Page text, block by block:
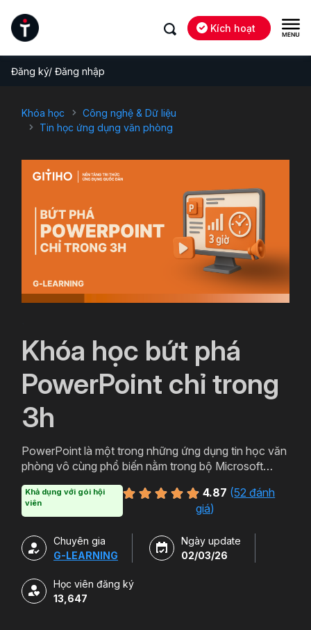
Kích hoạt
Đăng ký/ Đăng nhập
Khóa học
Công nghệ & Dữ liệu
Tin học ứng dụng văn phòng
Khóa học bứt phá
PowerPoint chỉ trong
3h
PowerPoint là một trong những ứng dụng tin học văn
phòng vô cùng phổ biến nằm trong bộ Microsoft
định dạng và kiểu khác nhau tạo sự hấp dẫn cho
slide. Tham gia khóa học sẽ giúp bạn tạo ra các bản
một cách hấp dẫn và sinh động hơn. Chỉ với hơn 3h
học powerpoint miễn phí cùng Gitiho bạn sẽ có thể
học.
Khả dụng với gói hội
viên
4.87 (52 đánh
giá)
Chuyên gia
G-LEARNING
Ngày update
02/03/26
Học viên đăng ký
13,647